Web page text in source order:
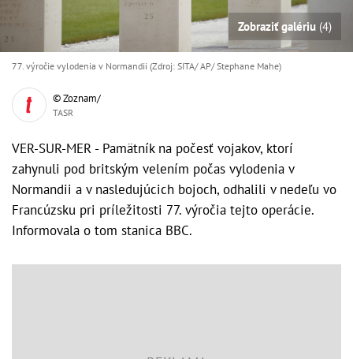
Zobraziť galériu (4)
77. výročie vylodenia v Normandii (Zdroj: SITA/ AP/ Stephane Mahe)
© Zoznam/
TASR
VER-SUR-MER - Pamätník na počesť vojakov, ktorí
zahynuli pod britským velením počas vylodenia v
Normandii a v nasledujúcich bojoch, odhalili v nedeľu vo
Francúzsku pri príležitosti 77. výročia tejto operácie.
Informovala o tom stanica BBC.